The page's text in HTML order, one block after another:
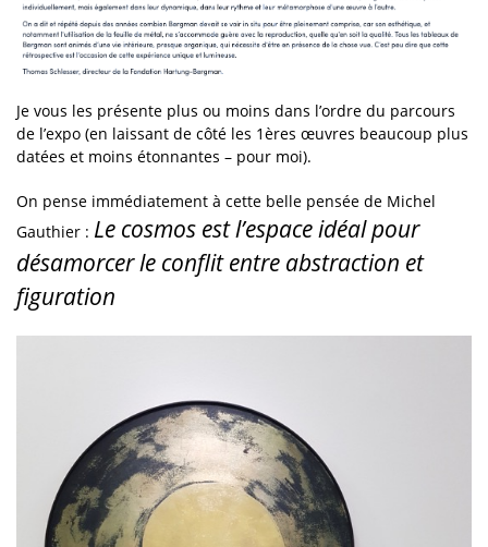
Je vous les présente plus ou moins dans l’ordre du parcours
de l’expo (en laissant de côté les 1ères œuvres beaucoup plus
datées et moins étonnantes – pour moi).
On pense immédiatement à cette belle pensée de Michel
Gauthier : Le cosmos est l’espace idéal pour
désamorcer le conflit entre abstraction et
figuration